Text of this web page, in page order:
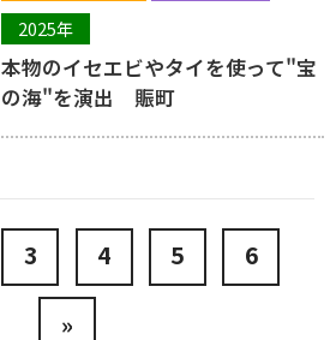
2025年
本物のイセエビやタイを使って"宝
の海"を演出 賑町
3 4 5 6
»